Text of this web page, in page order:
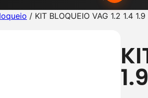
/ KIT BLOQUEIO VAG 1.2 1.4